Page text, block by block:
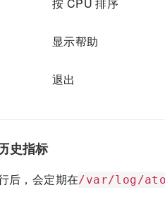
显示帮助
退出
史指标
后，会定期在/var/log/